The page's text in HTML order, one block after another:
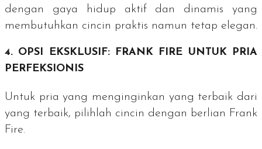
dengan gaya hidup aktif dan dinamis yang
membutuhkan cincin praktis namun tetap elegan.
4. OPSI EKSKLUSIF: FRANK FIRE UNTUK PRIA
PERFEKSIONIS
Untuk pria yang menginginkan yang terbaik dari
yang terbaik, pilihlah cincin dengan berlian Frank
Fire.